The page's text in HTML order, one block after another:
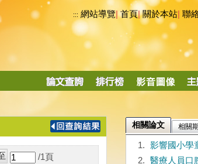
::: 網站導覽|首頁|關於本站 聯
導
/1 頁
相關論文 相關
1.
影響國小學
2.
醫療人員口